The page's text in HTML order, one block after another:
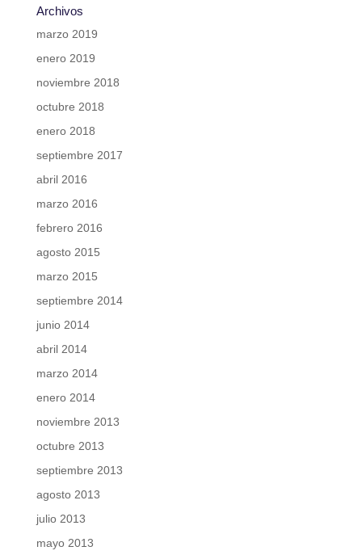
Archivos
marzo 2019
enero 2019
noviembre 2018
octubre 2018
enero 2018
septiembre 2017
abril 2016
marzo 2016
febrero 2016
agosto 2015
marzo 2015
septiembre 2014
junio 2014
abril 2014
marzo 2014
enero 2014
noviembre 2013
octubre 2013
septiembre 2013
agosto 2013
julio 2013
mayo 2013